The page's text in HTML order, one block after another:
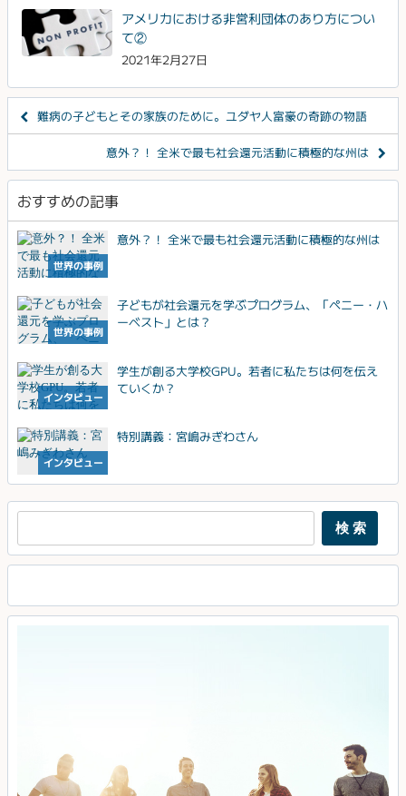
アメリカにおける非営利団体のあり方につい
て②
2021年2月27日
難病の子どもとその家族のために。ユダヤ人富豪の奇跡の物語
意外？！ 全米で最も社会還元活動に積極的な州は
おすすめの記事
世界の事例
意外？！ 全米で最も社会還元活動に積極的な州は
世界の事例
子どもが社会還元を学ぶプログラム、「ペニー・ハ
ーベスト」とは？
インタビュー
学生が創る大学校GPU。若者に私たちは何を伝え
ていくか？
インタビュー
特別講義：宮嶋みぎわさん
検索